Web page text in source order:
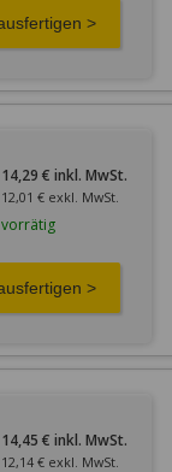
14,29 € inkl. MwSt.
12,01 € exkl. MwSt.
vorrätig
14,45 € inkl. MwSt.
12,14 € exkl. MwSt.